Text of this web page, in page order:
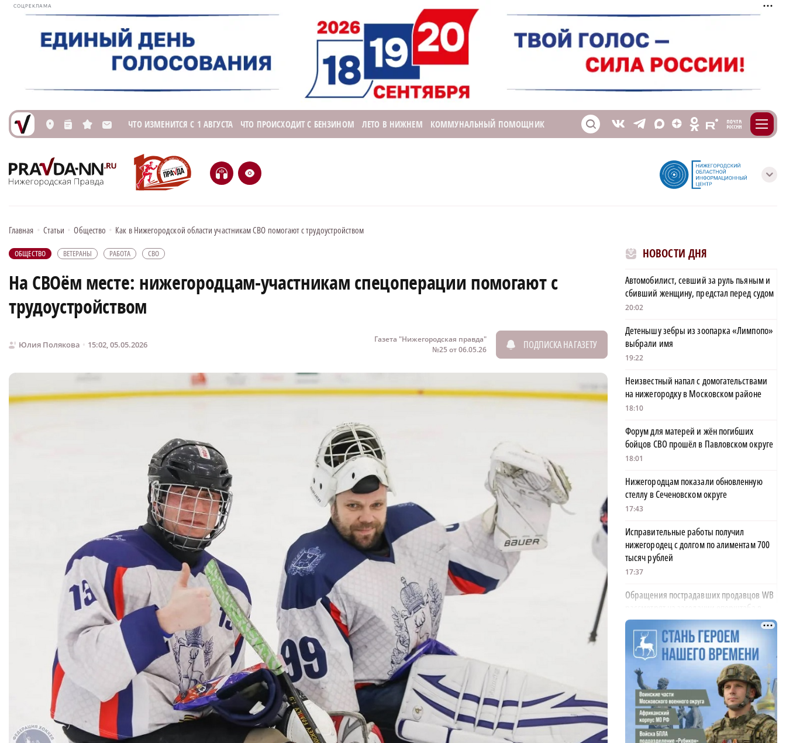
СОЦРЕКЛАМА
L n s M ЧТО ИЗМЕНИТСЯ С 1 АВГУСТА ЧТО ПРОИСХОДИТ С БЕНЗИНОМ ЛЕТО В НИЖНЕМ КОММУНАЛЬНЫЙ ПОМОЩНИК S V T X Z O E m
H e с
Главная • Статьи • Общество • Как в Нижегородской области участникам СВО помогают с трудоустройством
ОБЩЕСТВО ВЕТЕРАНЫ РАБОТА СВО
На СВОём месте: нижегородцам-участникам спецоперации помогают с
трудоустройством
Юлия Полякова 15:02, 05.05.2026
Газета "Нижегородская правда"
№25 от 06.05.26
ПОДПИСКА НА ГАЗЕТУ
НОВОСТИ ДНЯ
Автомобилист, севший за руль пьяным и
сбивший женщину, предстал перед судом
20:02
Детенышу зебры из зоопарка «Лимпопо»
выбрали имя
19:22
Неизвестный напал с домогательствами
на нижегородку в Московском районе
18:10
Форум для матерей и жён погибших
бойцов СВО прошёл в Павловском округе
18:01
Нижегородцам показали обновленную
стеллу в Сеченовском округе
17:43
Исправительные работы получил
нижегородец с долгом по алиментам 700
тысяч рублей
17:37
Обращения пострадавших продавцов WB
рассмотрят на заседании оперштаба в
августе
17:21
Нижегородская область вошла в число
лидеров научно-популярного туризма
17:10
Специальный концерт «Музыка
балконов» пройдет в Нижнем Новгороде
15 августа